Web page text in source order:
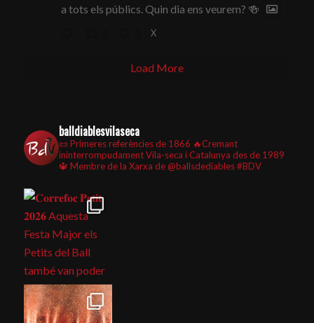
a tots els públics. Quin dia ens veurem? 🍻
X
Load More
balldiablesvilaseca
📜 Primeres referències de 1866 🔥Cremant
ininterrompudament Vila-seca i Catalunya des de 1989
🔱 Membre de la Xarxa de @ballsdediables#BDV